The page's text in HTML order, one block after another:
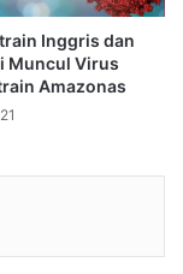
Inggris dan
Muncul Virus
Amazonas